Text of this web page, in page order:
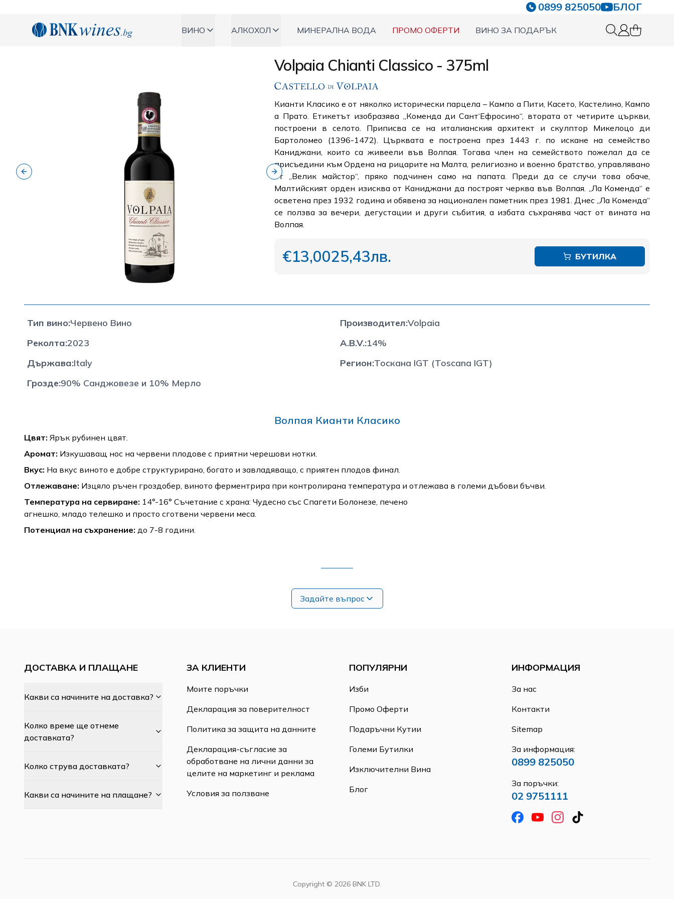
0899 825050 БЛОГ
BNKWines.bg ВИНО АЛКОХОЛ МИНЕРАЛНА ВОДА ПРОМО ОФЕРТИ
ВИНО ЗА ПОДАРЪК
0 items in
Previous slide Next slide
Volpaia Chianti Classico - 375ml
Кианти Класико е от няколко исторически парцела – Кампо а Пити, Касето, Кастелино, Кампо
а Прато. Етикетът изобразява „Коменда ди Сант‘Ефросино“, втората от четирите църкви,
построени в селото. Приписва се на италианския архитект и скулптор Микелоцо ди
Бартоломео (1396-1472). Църквата е построена през 1443 г. по искане на семейство
Каниджани, които са живеели във Волпая. Тогава член на семейството пожелал да се
присъедини към Ордена на рицарите на Малта, религиозно и военно братство, управлявано
от „Велик майстор“, пряко подчинен само на папата. Преди да се случи това обаче,
Малтийският орден изисква от Каниджани да построят черква във Волпая. „Ла Коменда“ е
осветена през 1932 година и обявена за национален паметник през 1981. Днес „Ла Коменда“
се ползва за вечери, дегустации и други събития, а избата съхранява част от вината на
Волпая.
€13,0025,43лв. БУТИЛКА
Тип вино:Червено Вино Производител:Volpaia
Реколта:2023 A.B.V.:14%
Държава:Italy Регион:Тоскана IGT (Toscana IGT)
Грозде:90% Санджовезе и 10% Мерло
Волпая Кианти Класико
Цвят: Ярък рубинен цвят.
Аромат: Изкушаващ нос на червени плодове с приятни черешови нотки.
Вкус: На вкус виното е добре структурирано, богато и завладяващо, с приятен плодов финал.
Отлежаване: Изцяло ръчен гроздобер, виното ферментрира при контролирана температура и отлежава в големи дъбови бъчви.
Температура на сервиране: 14°-16° Съчетание с храна: Чудесно със Спагети Болонезе, печено
агнешко, младо телешко и просто сготвени червени меса.
Потенциал на съхранение: до 7-8 години.
Задайте въпрос
ДОСТАВКА И ПЛАЩАНЕ
Какви са начините на доставка?
Колко време ще отнеме
доставката?
Колко струва доставката?
Какви са начините на плащане?
ЗА КЛИЕНТИ
Моите поръчки
Декларация за поверителност
Политика за защита на данните
Декларация-съгласие за
обработване на лични данни за
целите на маркетинг и реклама
Условия за ползване
ПОПУЛЯРНИ
Изби
Промо Оферти
Подаръчни Кутии
Големи Бутилки
Изключителни Вина
Блог
ИНФОРМАЦИЯ
За нас
Контакти
Sitemap
За информация:
0899 825050
За поръчки:
02 9751111
Copyright © 2026 BNK LTD.